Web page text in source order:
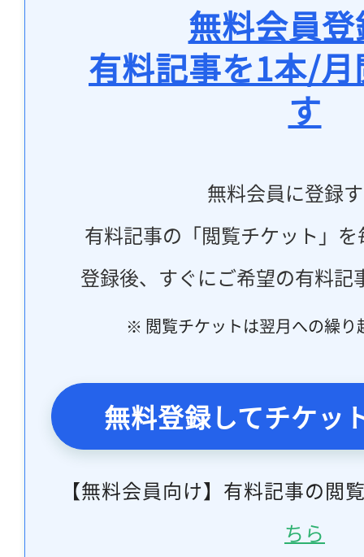
無料会員
有料記事を1本/
す
無料会員に登録
有料記事の「閲覧チケット」
登録後、すぐにご希望の有料記
※ 閲覧チケットは翌月への繰り
無料登録してチケッ
【無料会員向け】有料記事の閲
ちら